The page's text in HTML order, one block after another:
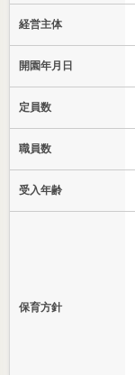
経営主体
開園年月日
定員数
職員数
受入年齢
保育方針